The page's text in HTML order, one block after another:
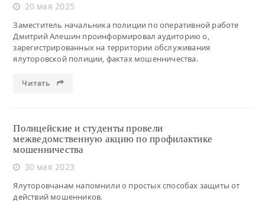
20 мая 2025
Заместитель начальника полиции по оперативной работе
Дмитрий Алешин проинформировал аудиторию о,
зарегистрированных на территории обслуживания
ялуторовской полиции, фактах мошенничества.
Читать
Полицейские и студенты провели
межведомственную акцию по профилактике
мошенничества
30 мая 2023
Ялуторовчанам напомнили о простых способах защиты от
действий мошенников.